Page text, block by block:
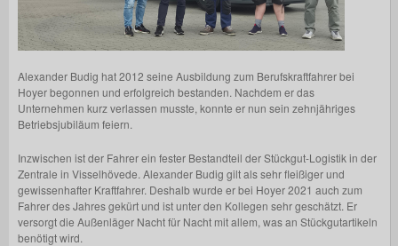
Alexander Budig hat 2012 seine Ausbildung zum Berufskraftfahrer bei
Hoyer begonnen und erfolgreich bestanden. Nachdem er das
Unternehmen kurz verlassen musste, konnte er nun sein zehnjähriges
Betriebsjubiläum feiern.
Inzwischen ist der Fahrer ein fester Bestandteil der Stückgut-Logistik in der
Zentrale in Visselhövede. Alexander Budig gilt als sehr fleißiger und
gewissenhafter Kraftfahrer. Deshalb wurde er bei Hoyer 2021 auch zum
Fahrer des Jahres gekürt und ist unter den Kollegen sehr geschätzt. Er
versorgt die Außenläger Nacht für Nacht mit allem, was an Stückgutartikeln
benötigt wird.